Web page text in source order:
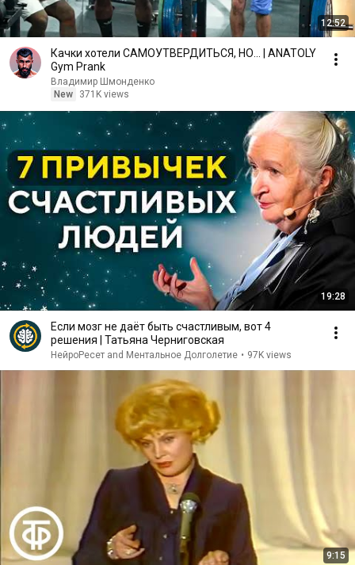
12:52
Качки хотели САМОУТВЕРДИТЬСЯ, НО... | ANATOLY
Gym Prank
Владимир Шмонденко
New
371K views
19:28
Если мозг не даёт быть счастливым, вот 4
решения | Татьяна Черниговская
НейроРесет and Ментальное Долголетие • 97K views
9:15